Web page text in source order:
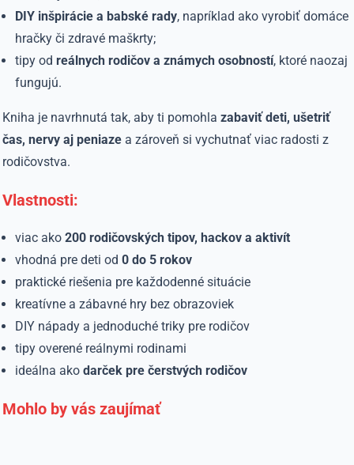
DIY inšpirácie a babské rady, napríklad ako vyrobiť domáce
hračky či zdravé maškrty;
tipy odreálnych rodičov a známych osobností, ktoré naozaj
fungujú.
Kniha je navrhnutá tak, aby ti pomohlazabaviť deti, ušetriť
čas, nervy aj peniaze a zároveň si vychutnať viac radosti z
rodičovstva.
Vlastnosti:
viac ako200 rodičovských tipov, hackov a aktivít
vhodná pre deti od0 do 5 rokov
praktické riešenia pre každodenné situácie
kreatívne a zábavné hry bez obrazoviek
DIY nápady a jednoduché triky pre rodičov
tipy overené reálnymi rodinami
ideálna akodarček pre čerstvých rodičov
Mohlo by vás zaujímať